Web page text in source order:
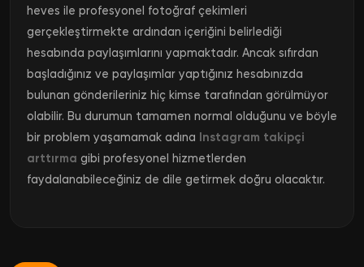
heves ile profesyonel fotoğraf çekimleri
gerçekleştirmekte ardından içeriğini belirlediği
hesabında paylaşımlarını yapmaktadır. Ancak sıfırdan
başladığınız ve paylaşımlar yaptığınız hesabınızda
bulunan gönderileriniz hiç kimse tarafından görülmüyor
olabilir. Bu durumun tamamen normal olduğunu ve böyle
bir problem yaşamamak adına Instagram takipçi
arttırma gibi profesyonel hizmetlerden
faydalanabileceğiniz de dile getirmek doğru olacaktır.